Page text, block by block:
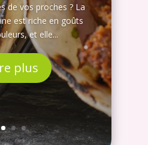
de vos proches ? La
est riche en goûts
et elle...
plus